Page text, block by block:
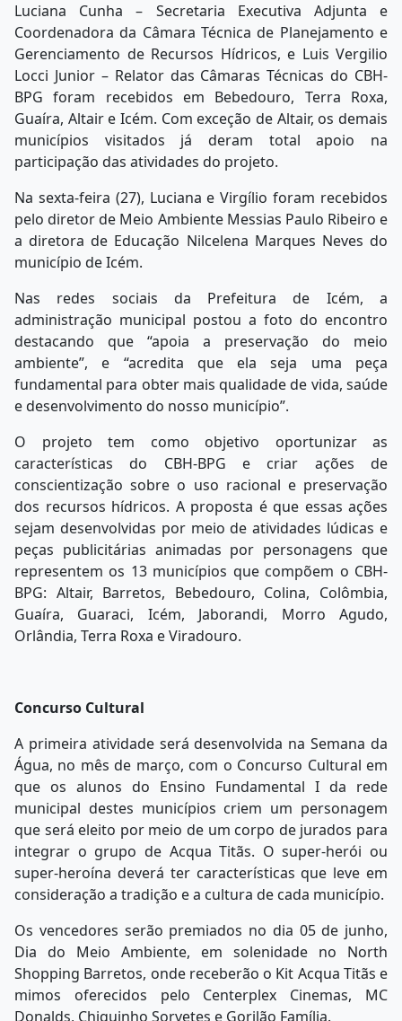
Luciana Cunha – Secretaria Executiva Adjunta e
Coordenadora da Câmara Técnica de Planejamento e
Gerenciamento de Recursos Hídricos, e Luis Vergilio
Locci Junior – Relator das Câmaras Técnicas do CBH-
BPG foram recebidos em Bebedouro, Terra Roxa,
Guaíra, Altair e Icém. Com exceção de Altair, os demais
municípios visitados já deram total apoio na
participação das atividades do projeto.
Na sexta-feira (27), Luciana e Virgílio foram recebidos
pelo diretor de Meio Ambiente Messias Paulo Ribeiro e
a diretora de Educação Nilcelena Marques Neves do
município de Icém.
Nas redes sociais da Prefeitura de Icém, a
administração municipal postou a foto do encontro
destacando que “apoia a preservação do meio
ambiente”, e “acredita que ela seja uma peça
fundamental para obter mais qualidade de vida, saúde
e desenvolvimento do nosso município”.
O projeto tem como objetivo oportunizar as
características do CBH-BPG e criar ações de
conscientização sobre o uso racional e preservação
dos recursos hídricos. A proposta é que essas ações
sejam desenvolvidas por meio de atividades lúdicas e
peças publicitárias animadas por personagens que
representem os 13 municípios que compõem o CBH-
BPG: Altair, Barretos, Bebedouro, Colina, Colômbia,
Guaíra, Guaraci, Icém, Jaborandi, Morro Agudo,
Orlândia, Terra Roxa e Viradouro.
Concurso Cultural
A primeira atividade será desenvolvida na Semana da
Água, no mês de março, com o Concurso Cultural em
que os alunos do Ensino Fundamental I da rede
municipal destes municípios criem um personagem
que será eleito por meio de um corpo de jurados para
integrar o grupo de Acqua Titãs. O super-herói ou
super-heroína deverá ter características que leve em
consideração a tradição e a cultura de cada município.
Os vencedores serão premiados no dia 05 de junho,
Dia do Meio Ambiente, em solenidade no North
Shopping Barretos, onde receberão o Kit Acqua Titãs e
mimos oferecidos pelo Centerplex Cinemas, MC
Donalds, Chiquinho Sorvetes e Gorilão Família.